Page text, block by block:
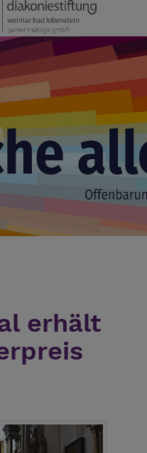
erhält